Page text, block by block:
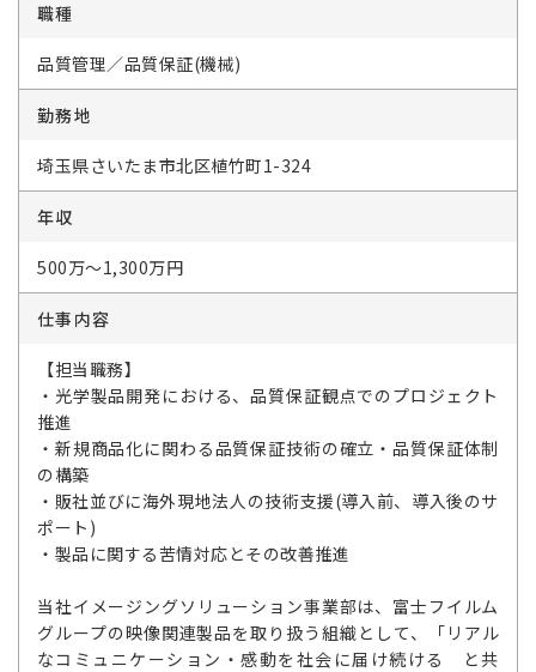
職種
品質管理／品質保証(機械)
勤務地
埼玉県さいたま市北区植竹町1-324
年収
500万～1,300万円
仕事内容
【担当職務】
・光学製品開発における、品質保証観点でのプロジェクト
推進
・新規商品化に関わる品質保証技術の確立・品質保証体制
の構築
・販社並びに海外現地法人の技術支援(導入前、導入後のサ
ポート)
・製品に関する苦情対応とその改善推進
当社イメージングソリューション事業部は、富士フイルム
グループの映像関連製品を取り扱う組織として、「リアル
なコミュニケーション・感動を社会に届け続ける と共